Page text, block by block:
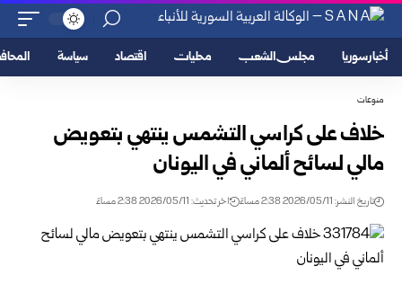
أخبار سوريا مجلس الشعب محليات اقتصاد سياسة
منوعات
خلاف على كراسي التشمس ينتهي بتعويض
مالي لسائح ألماني في اليونان
تاريخ النشر: 2026/05/11 2:38 مساءً اخر تحديث: 2026/05/11 2:38 مساءً